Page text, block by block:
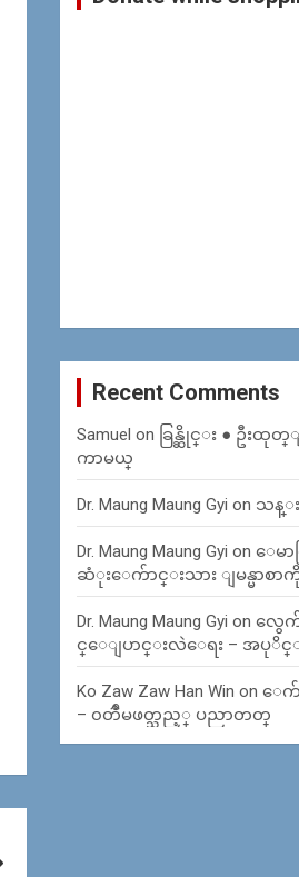
Recent Comments
Samuel on ခြန္ဆိုင္း ● ဦး
ကာမယ္
Dr. Maung Maung Gyi on သန္း
Dr. Maung Maung Gyi onေမာ
ဆံုးေက်ာင္းသား ျမန္မာစာကို
Dr. Maung Maung Gyi onလွေက်
င္ေျပာင္းလဲေရး – အပုိင္
Ko Zaw Zaw Han Win onေက်
– ၀တၳဳမဖတ္သည့္ ပညာတတ္